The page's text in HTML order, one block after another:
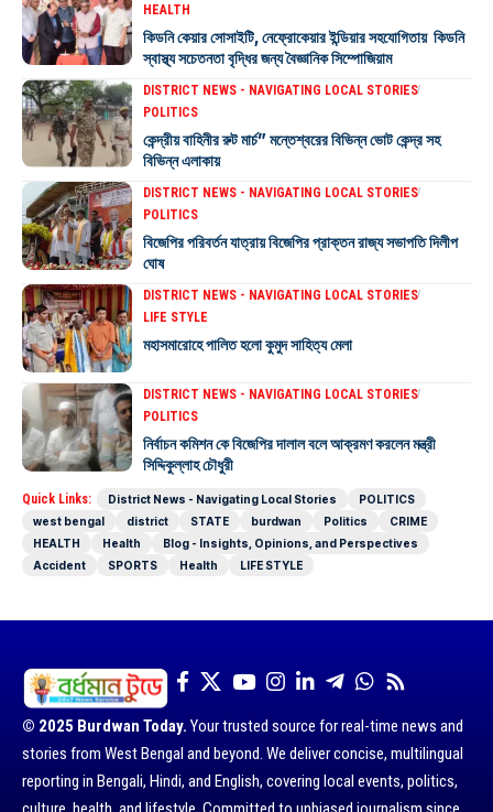
HEALTH
কিডনি কেয়ার সোসাইটি, নেফ্রোকেয়ার ইন্ডিয়ার সহযোগিতায় কিডনি
স্বাস্থ্য সচেতনতা বৃদ্ধির জন্য বৈজ্ঞানিক সিম্পোজিয়াম
DISTRICT NEWS - NAVIGATING LOCAL STORIES
POLITICS
কেন্দ্রীয় বাহিনীর রুট মার্চ” মন্তেশ্বরের বিভিন্ন ভোট কেন্দ্র সহ
বিভিন্ন এলাকায়
DISTRICT NEWS - NAVIGATING LOCAL STORIES
POLITICS
বিজেপির পরিবর্তন যাত্রায় বিজেপির প্রাক্তন রাজ্য সভাপতি দিলীপ
ঘোষ
DISTRICT NEWS - NAVIGATING LOCAL STORIES
LIFE STYLE
মহাসমারোহে পালিত হলো কুমুদ সাহিত্য মেলা
DISTRICT NEWS - NAVIGATING LOCAL STORIES
POLITICS
নির্বাচন কমিশন কে বিজেপির দালাল বলে আক্রমণ করলেন মন্ত্রী
সিদ্দিকুল্লাহ চৌধুরী
Quick Links: District News - Navigating Local Stories
POLITICS
west bengal
district STATE burdwan Politics
CRIME
HEALTH
Health
Blog - Insights, Opinions, and Perspectives
Accident
SPORTS Health LIFE STYLE
© 2025 Burdwan Today. Your trusted source for real-time news and
stories from West Bengal and beyond. We deliver concise, multilingual
reporting in Bengali, Hindi, and English, covering local events, politics,